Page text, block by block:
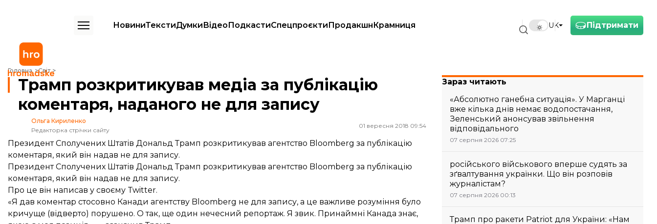
Підтримати
UK
НовиниТекстиДумкиВідеоПодкастиСпецпроєктиПродакшнКрамниця
Головна Світ
Трамп розкритикував медіа за публікацію коментаря, наданого не для запису
Трамп розкритикував медіа за публікацію
коментаря, наданого не для запису
Ольга Кириленко
Редакторка стрічки сайту
01 вересня 2018 09:54
Президент Сполучених Штатів Дональд Трамп розкритикував агентство Bloomberg за публікацію
коментаря, який він надав не для запису.
Президент Сполучених Штатів Дональд Трамп розкритикував агентство Bloomberg за публікацію
коментаря, який він надав не для запису.
Про це він написав у своєму Twitter.
«Я дав коментар стосовно Канади агентству Bloomberg не для запису, а це важливе розуміння було
кричуще (відверто) порушено. О так, ще один нечесний репортаж. Я звик. Принаймні Канада знає,
Зараз читають
«Абсолютно ганебна ситуація». У Марганці
вже кілька днів немає водопостачання,
Зеленський анонсував звільнення
відповідального
07 серпня 2026 07:25
російського військового вперше судять за
зґвалтування українки. Що він розповів
журналістам?
07 серпня 2026 00:13
Трамп про ракети Patriot для України: «Нам